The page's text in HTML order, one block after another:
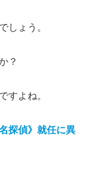
でしょう。
？
すよね。
探偵》就任に異